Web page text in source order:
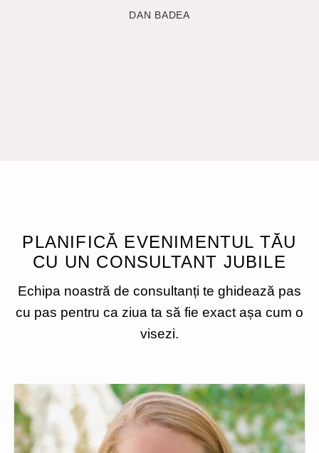
DAN BADEA
PLANIFICĂ EVENIMENTUL TĂU
CU UN CONSULTANT JUBILE
Echipa noastră de consultanți te ghidează pas
cu pas pentru ca ziua ta să fie exact așa cum o
visezi.